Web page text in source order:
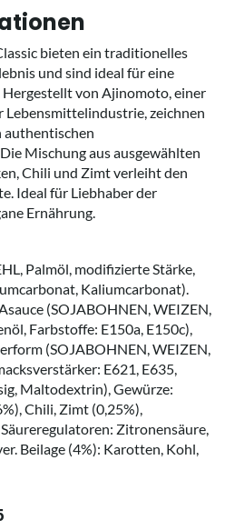
bieten ein traditionelles
und sind ideal für eine
von Ajinomoto, einer
zeichnen
authentischen
Mischung aus ausgewählten
Chili und Zimt verleiht den
Ideal für Liebhaber der
Ernährung.
Palmöl, modifizierte Stärke,
Kaliumcarbonat).
(SOJABOHNEN, WEIZEN,
Farbstoffe: E150a, E150c),
(SOJABOHNEN, WEIZEN,
E621, E635,
Maltodextrin), Gewürze:
Chili, Zimt (0,25%),
Zitronensäure,
Beilage (4%): Karotten, Kohl,